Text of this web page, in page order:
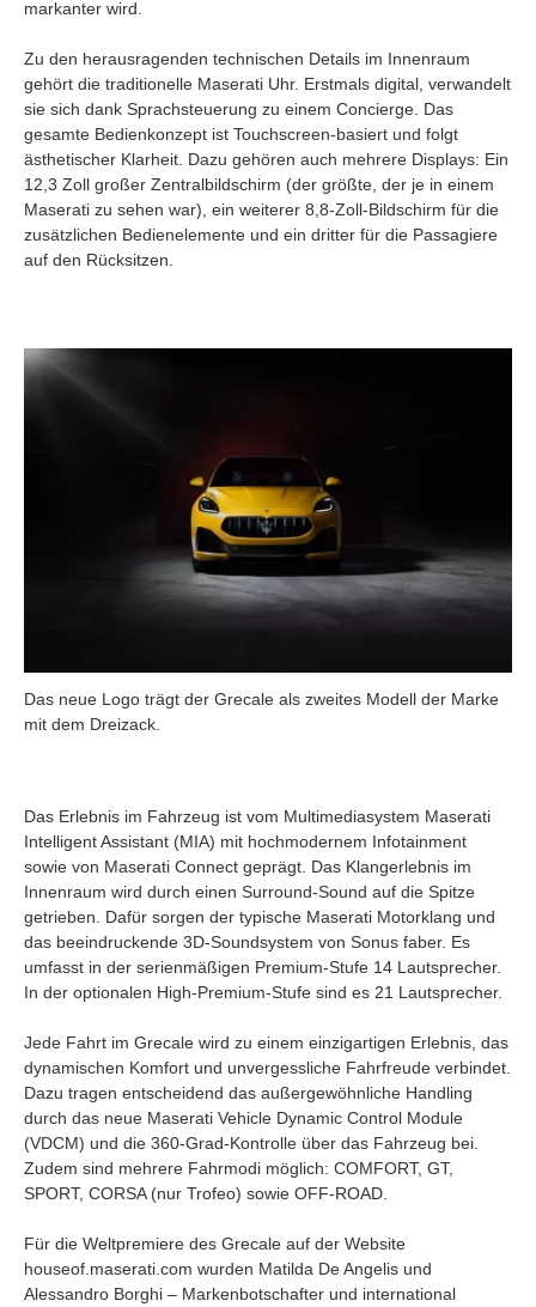
markanter wird.
Zu den herausragenden technischen Details im Innenraum
gehört die traditionelle Maserati Uhr. Erstmals digital, verwandelt
sie sich dank Sprachsteuerung zu einem Concierge. Das
gesamte Bedienkonzept ist Touchscreen-basiert und folgt
ästhetischer Klarheit. Dazu gehören auch mehrere Displays: Ein
12,3 Zoll großer Zentralbildschirm (der größte, der je in einem
Maserati zu sehen war), ein weiterer 8,8-Zoll-Bildschirm für die
zusätzlichen Bedienelemente und ein dritter für die Passagiere
auf den Rücksitzen.
Das neue Logo trägt der Grecale als zweites Modell der Marke
mit dem Dreizack.
Das Erlebnis im Fahrzeug ist vom Multimediasystem Maserati
Intelligent Assistant (MIA) mit hochmodernem Infotainment
sowie von Maserati Connect geprägt. Das Klangerlebnis im
Innenraum wird durch einen Surround-Sound auf die Spitze
getrieben. Dafür sorgen der typische Maserati Motorklang und
das beeindruckende 3D-Soundsystem von Sonus faber. Es
umfasst in der serienmäßigen Premium-Stufe 14 Lautsprecher.
In der optionalen High-Premium-Stufe sind es 21 Lautsprecher.
Jede Fahrt im Grecale wird zu einem einzigartigen Erlebnis, das
dynamischen Komfort und unvergessliche Fahrfreude verbindet.
Dazu tragen entscheidend das außergewöhnliche Handling
durch das neue Maserati Vehicle Dynamic Control Module
(VDCM) und die 360-Grad-Kontrolle über das Fahrzeug bei.
Zudem sind mehrere Fahrmodi möglich: COMFORT, GT,
SPORT, CORSA (nur Trofeo) sowie OFF-ROAD.
Für die Weltpremiere des Grecale auf der Website
houseof.maserati.com wurden Matilda De Angelis und
Alessandro Borghi – Markenbotschafter und international